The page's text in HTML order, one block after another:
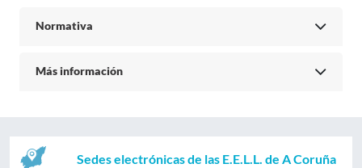
Normativa
Más información
Sedes electrónicas de las E.E.L.L. de A Coruña